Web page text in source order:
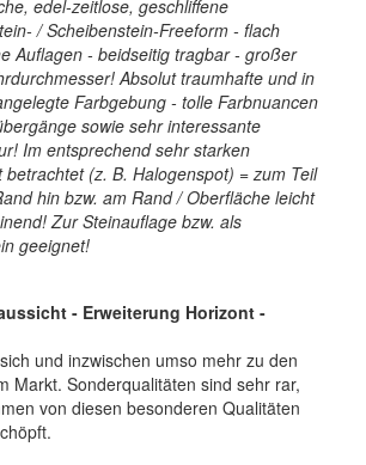
edel-zeitlose, geschliffene
/ Scheibenstein-Freeform - flach
Auflagen - beidseitig tragbar - großer
Absolut traumhafte und in
Farbgebung - tolle Farbnuancen
sowie sehr interessante
Im entsprechend sehr starken
betrachtet (z. B. Halogenspot) = zum Teil
hin bzw. am Rand / Oberfläche leicht
Zur Steinauflage bzw. als
geeignet!
- Erweiterung Horizont -
und inzwischen umso mehr zu den
Markt. Sonderqualitäten sind sehr rar,
von diesen besonderen Qualitäten